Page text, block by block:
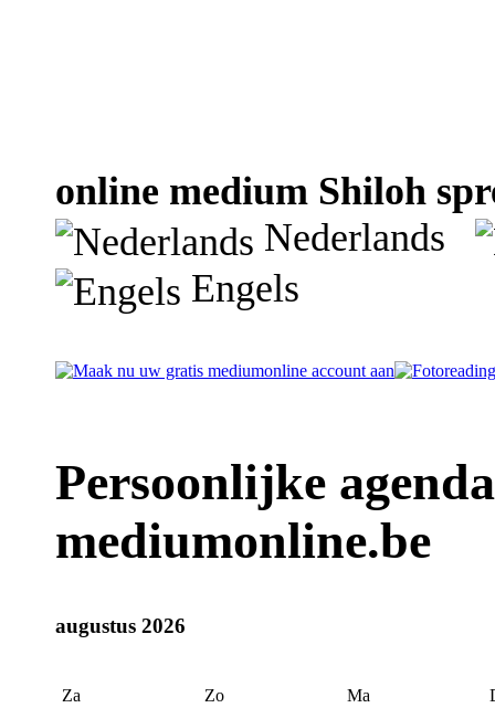
online medium Shiloh
Nederlands
Engels
Persoonlijke
mediumonline.be
augustus 2026
Za Zo Ma